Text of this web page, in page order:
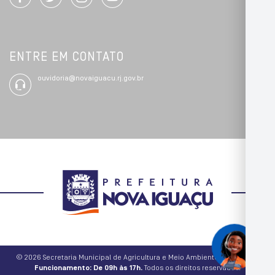
ENTRE EM CONTATO
ouvidoria@novaiguacu.rj.gov.br
© 2026 Secretaria Municipal de Agricultura e Meio Ambiente.Horário de
Funcionamento: De 09h às 17h.Todos os direitos reservados.